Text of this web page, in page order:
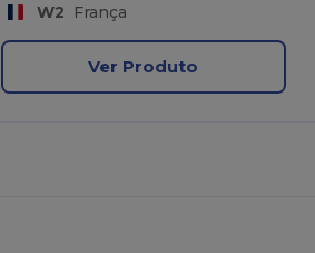
W2 França
Ver Produto